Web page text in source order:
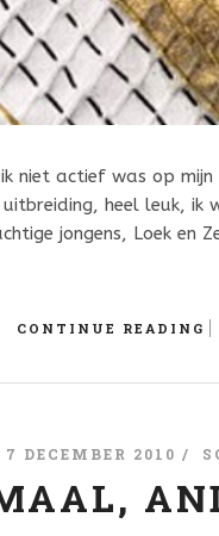
niet actief was op mijn
heel leuk, ik
jongens, Loek en
CONTINUE READING
7 DECEMBER 2010 /